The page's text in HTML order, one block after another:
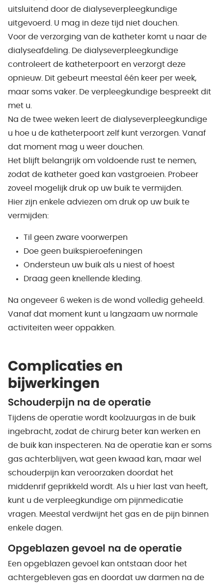
uitsluitend door de dialyseverpleegkundige
uitgevoerd. U mag in deze tijd niet douchen.
Voor de verzorging van de katheter komt u naar de
dialyseafdeling. De dialyseverpleegkundige
controleert de katheterpoort en verzorgt deze
opnieuw. Dit gebeurt meestal één keer per week,
maar soms vaker. De verpleegkundige bespreekt dit
met u.
Na de twee weken leert de dialyseverpleegkundige
u hoe u de katheterpoort zelf kunt verzorgen. Vanaf
dat moment mag u weer douchen.
Het blijft belangrijk om voldoende rust te nemen,
zodat de katheter goed kan vastgroeien. Probeer
zoveel mogelijk druk op uw buik te vermijden.
Hier zijn enkele adviezen om druk op uw buik te
vermijden:
Til geen zware voorwerpen
Doe geen buikspieroefeningen
Ondersteun uw buik als u niest of hoest
Draag geen knellende kleding.
Na ongeveer 6 weken is de wond volledig geheeld.
Vanaf dat moment kunt u langzaam uw normale
activiteiten weer oppakken.
Complicaties en
bijwerkingen
Schouderpijn na de operatie
Tijdens de operatie wordt koolzuurgas in de buik
ingebracht, zodat de chirurg beter kan werken en
de buik kan inspecteren. Na de operatie kan er soms
gas achterblijven, wat geen kwaad kan, maar wel
schouderpijn kan veroorzaken doordat het
middenrif geprikkeld wordt. Als u hier last van heeft,
kunt u de verpleegkundige om pijnmedicatie
vragen. Meestal verdwijnt het gas en de pijn binnen
enkele dagen.
Opgeblazen gevoel na de operatie
Een opgeblazen gevoel kan ontstaan door het
achtergebleven gas en doordat uw darmen na de